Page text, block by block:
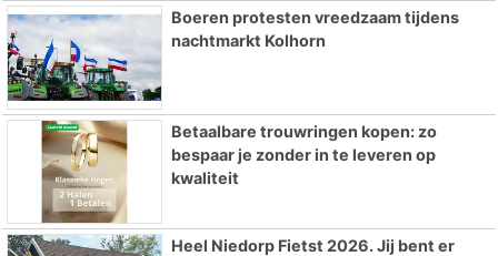
Boeren protesten vreedzaam tijdens
nachtmarkt Kolhorn
Betaalbare trouwringen kopen: zo
bespaar je zonder in te leveren op
kwaliteit
Heel Niedorp Fietst 2026. Jij bent er